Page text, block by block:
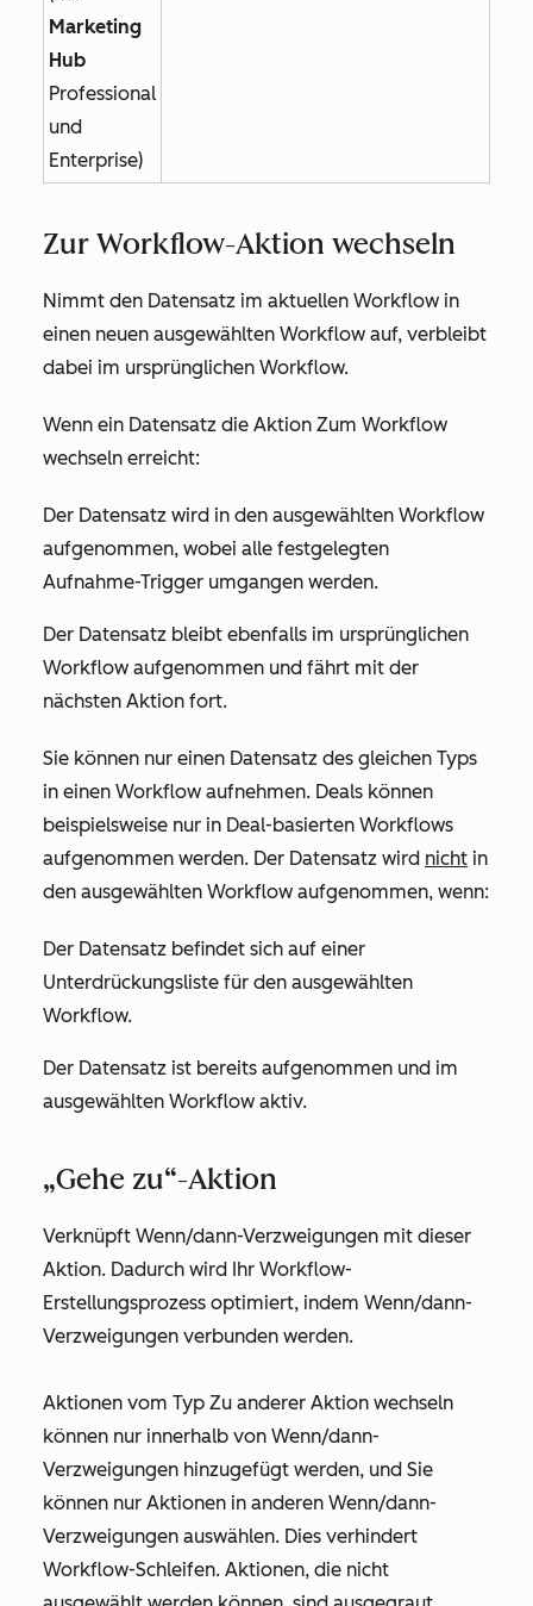
Marketing
Hub
Professional
und
Enterprise)
Zur Workflow-Aktion wechseln
Nimmt den Datensatz im aktuellen Workflow in
einen neuen ausgewählten Workflow auf, verbleibt
dabei im ursprünglichen Workflow.
Wenn ein Datensatz die Aktion Zum Workflow
wechseln erreicht:
Der Datensatz wird in den ausgewählten Workflow
aufgenommen, wobei alle festgelegten
Aufnahme-Trigger umgangen werden.
Der Datensatz bleibt ebenfalls im ursprünglichen
Workflow aufgenommen und fährt mit der
nächsten Aktion fort.
Sie können nur einen Datensatz des gleichen Typs
in einen Workflow aufnehmen. Deals können
beispielsweise nur in Deal-basierten Workflows
aufgenommen werden. Der Datensatz wird nicht in
den ausgewählten Workflow aufgenommen, wenn:
Der Datensatz befindet sich auf einer
Unterdrückungsliste für den ausgewählten
Workflow.
Der Datensatz ist bereits aufgenommen und im
ausgewählten Workflow aktiv.
„Gehe zu“-Aktion
Verknüpft Wenn/dann-Verzweigungen mit dieser
Aktion. Dadurch wird Ihr Workflow-
Erstellungsprozess optimiert, indem Wenn/dann-
Verzweigungen verbunden werden.
Aktionen vom Typ Zu anderer Aktion wechseln
können nur innerhalb von Wenn/dann-
Verzweigungen hinzugefügt werden, und Sie
können nur Aktionen in anderen Wenn/dann-
Verzweigungen auswählen. Dies verhindert
Workflow-Schleifen. Aktionen, die nicht